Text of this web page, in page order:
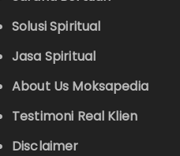
Solusi Spiritual
Jasa Spiritual
About Us Moksapedia
Testimoni Real Klien
Disclaimer